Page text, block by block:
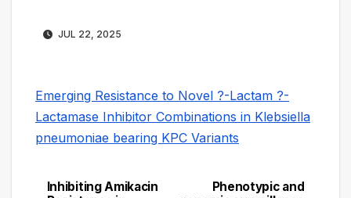
JUL 22, 2025
Emerging Resistance to Novel ?-Lactam ?-
Lactamase Inhibitor Combinations in Klebsiella
pneumoniae bearing KPC Variants
Phenotypic and
Inhibiting Amikacin